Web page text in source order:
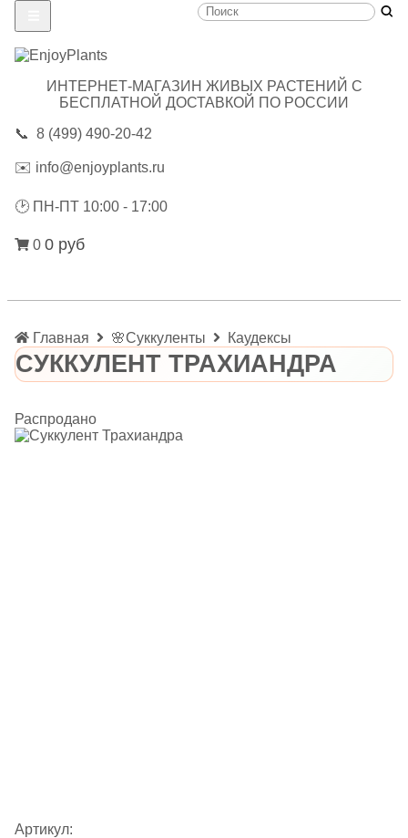
ИНТЕРНЕТ-МАГАЗИН ЖИВЫХ РАСТЕНИЙ С
БЕСПЛАТНОЙ ДОСТАВКОЙ ПО РОССИИ
📞 8 (499) 490-20-42
✉️ info@enjoyplants.ru
🕑 ПН-ПТ 10:00 - 17:00
0 0 руб
Главная 🌸Суккуленты Каудексы
СУККУЛЕНТ ТРАХИАНДРА
Распродано
Артикул: